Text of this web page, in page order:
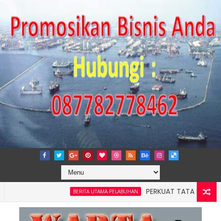
BERITA UTAMA PELABUHAN
PERKUAT TATA KELOLA
4: Pelindo Jasa Maritim Dengar Keluhan dan Kebutuhan